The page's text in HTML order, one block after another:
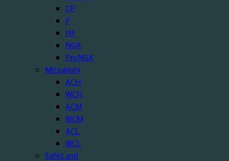
CP
F
HF
NGA
ProNGA
Mitsubishi
ACH
WCH
ACM
WCM
ACL
WCL
SafeLand